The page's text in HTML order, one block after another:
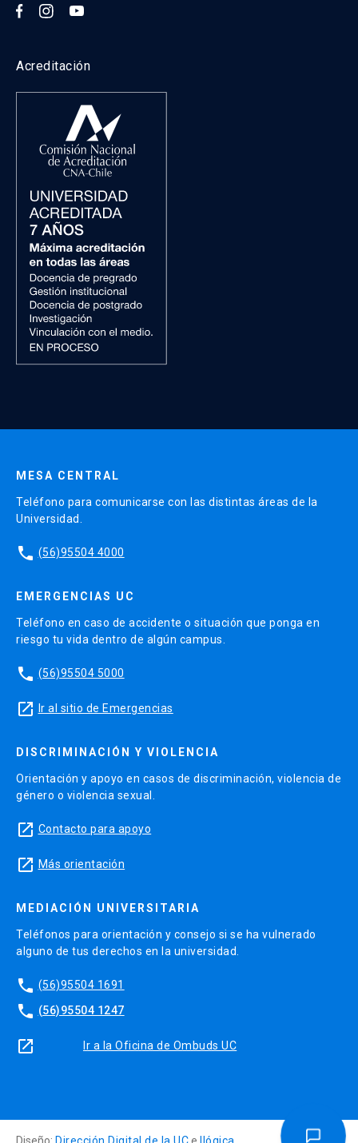
Acreditación
MESA CENTRAL
Teléfono para comunicarse con las distintas áreas de la
Universidad.
phone (56)95504 4000
EMERGENCIAS UC
Teléfono en caso de accidente o situación que ponga en
riesgo tu vida dentro de algún campus.
phone (56)95504 5000
launch Ir al sitio de Emergencias
DISCRIMINACIÓN Y VIOLENCIA
Orientación y apoyo en casos de discriminación, violencia de
género o violencia sexual.
launch Contacto para apoyo
launch Más orientación
MEDIACIÓN UNIVERSITARIA
Teléfonos para orientación y consejo si se ha vulnerado
alguno de tus derechos en la universidad.
phone (56)95504 1691
phone (56)95504 1247
launch Ir a la Oficina de Ombuds UC